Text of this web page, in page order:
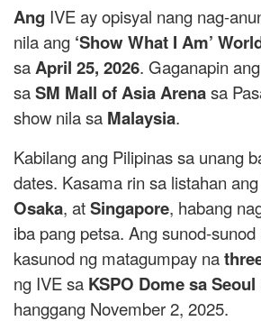
Ang IVE ay opisyal nang nag-
nila ang ‘Show What I Am’
saApril 25, 2026. Gaganapin
saSM Mall of Asia Arenasa
show nila sa Malaysia.
Kabilang ang Pilipinas sa unang
dates. Kasama rin sa listahan ang
Osaka, atSingapore, habang
iba pang petsa. Ang sunod-
kasunod ng matagumpay na
ng IVE sa KSPO Dome sa Seoul
hanggang November 2, 2025.